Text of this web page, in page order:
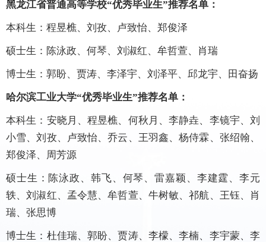
黑龙江省普通高等学校“优秀毕业生”推荐名单：
本科生：程昱樵、刘孜、卢致怡、郑俊泽
硕士生：陈泳政、何琴、刘淑红、牟哲萱、肖瑞
博士生：郭盼、贾涛、李泽宇、刘泽平、邱龙宇、田奋扬
哈尔滨工业大学“优秀毕业生”推荐名单：
本科生：安晓月、程昱樵、何秋月、李静垚、李镜宇、刘
小雪、刘孜、卢致怡、乔云、王羽鑫、杨侍霖、张绍翰、
郑俊泽、周芳源
硕士生：陈泳政、韩飞、何琴、雷嘉颖、李建霆、李元
轶、刘淑红、孟令慧、牟哲萱、牛树敏、祁航、王钰、肖
瑞、张思博
博士生：杜佳瑞、郭盼、贾涛、李檬、李楠、李宇蒙、李